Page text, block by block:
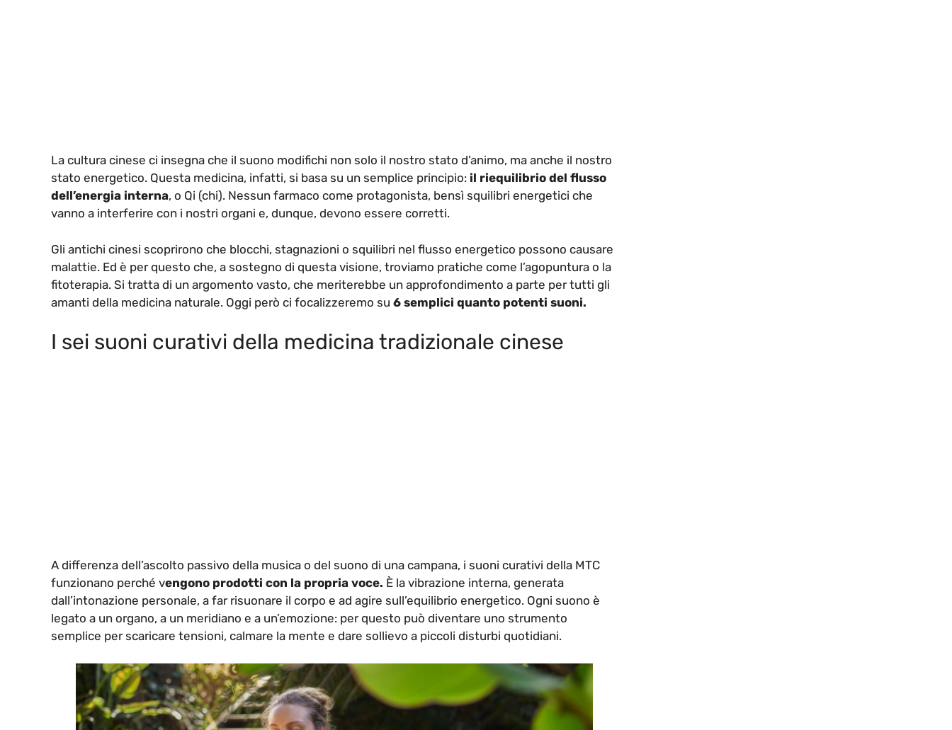
La cultura cinese ci insegna che il suono modifichi non solo il nostro stato d’animo, ma anche il nostro
stato energetico. Questa medicina, infatti, si basa su un semplice principio: il riequilibrio del flusso
dell’energia interna, o Qi (chi). Nessun farmaco come protagonista, bensì squilibri energetici che
vanno a interferire con i nostri organi e, dunque, devono essere corretti.
Gli antichi cinesi scoprirono che blocchi, stagnazioni o squilibri nel flusso energetico possono causare
malattie. Ed è per questo che, a sostegno di questa visione, troviamo pratiche come l’agopuntura o la
fitoterapia. Si tratta di un argomento vasto, che meriterebbe un approfondimento a parte per tutti gli
amanti della medicina naturale. Oggi però ci focalizzeremo su 6 semplici quanto potenti suoni.
I sei suoni curativi della medicina tradizionale cinese
A differenza dell’ascolto passivo della musica o del suono di una campana, i suoni curativi della MTC
funzionano perché vengono prodotti con la propria voce. È la vibrazione interna, generata
dall’intonazione personale, a far risuonare il corpo e ad agire sull’equilibrio energetico. Ogni suono è
legato a un organo, a un meridiano e a un’emozione: per questo può diventare uno strumento
semplice per scaricare tensioni, calmare la mente e dare sollievo a piccoli disturbi quotidiani.